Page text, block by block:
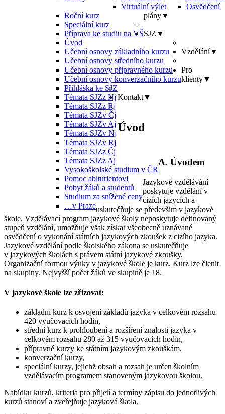
Virtuální výlet
Osvědčení
Roční kurz
Speciální kurz
Příprava ke studiu na VŠ
plány▼
Úvod
Učební osnovy základního kurzu
Učební osnovy středního kurzu
Učební osnovy připravného kurzu
Učební osnovy konverzačního kurzu
SJZ ▼
Přihláška ke SJZ
Témata SJZz Nj
Témata SJZz Rj
Témata SJZv Čj
Témata SJZv Aj
Témata SJZv Nj
Témata SJZv Rj
Témata SJZz Čj
Témata SJZz Aj
Vzdělání▼
Vysokoškolské studium v ČR
Pro
klienty▼
Pomoc abiturientovi
Pobyt žáků a studentů
Studium za snížené ceny
Kontakt▼
…v Praze
Úvod
A. Úvodem
Jazykové vzdělávání
poskytuje vzdělání v
cizích jazycích a
uskutečňuje se především v jazykové
škole. Vzdělávací program jazykové školy neposkytuje definovaný
stupeň vzdělání, umožňuje však získat všeobecně uznávané
osvědčení o vykonání státních jazykových zkoušek z cizího jazyka.
Jazykové vzdělání podle školského zákona se uskutečňuje
v jazykových školách s právem státní jazykové zkoušky.
Organizační formou výuky v jazykové škole je kurz. Kurz lze členit
na skupiny. Nejvyšší počet žáků ve skupině je 18.
V jazykové škole lze zřizovat:
základní kurz k osvojení základů jazyka v celkovém rozsahu
420 vyučovacích hodin,
střední kurz k prohloubení a rozšíření znalosti jazyka v
celkovém rozsahu 280 až 315 vyučovacích hodin,
přípravné kurzy ke státním jazykovým zkouškám,
konverzační kurzy,
speciální kurzy, jejichž obsah a rozsah je určen školním
vzdělávacím programem stanoveným jazykovou školou.
Nabídku kurzů, kriteria pro přijetí a termíny zápisu do jednotlivých
kurzů stanoví a zveřejňuje jazyková škola.